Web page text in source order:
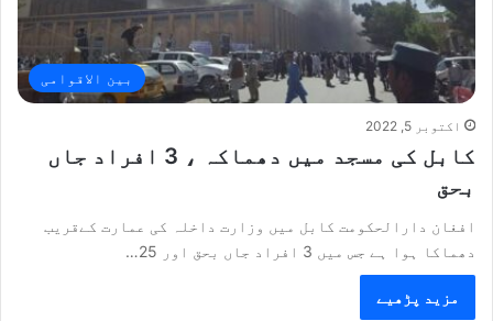
بین الاقوامی
اکتوبر 5, 2022
کابل کی مسجد میں دھماکہ ، 3 افراد جاں
بحق
افغان دارالحکومت کابل میں وزارت داخلہ کی عمارت کےقریب
دھماکا ہوا ہے جس میں 3 افراد جاں بحق اور 25…
مزید پڑھیے